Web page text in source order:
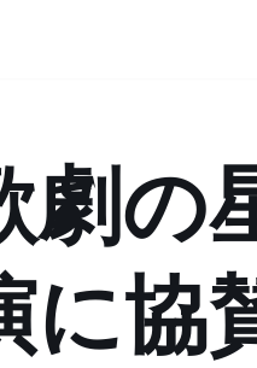
劇の
に協